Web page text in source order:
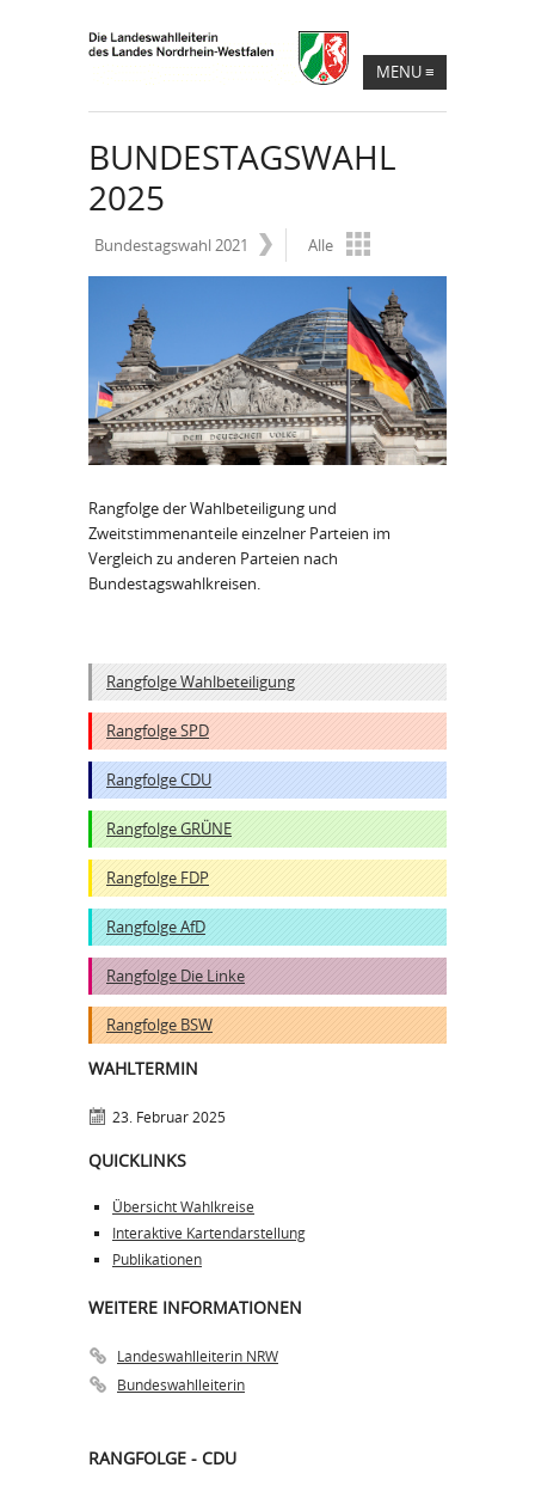
MENU≡
BUNDESTAGSWAHL
2025
Bundestagswahl 2021 Alle
Rangfolge der Wahlbeteiligung und
Zweitstimmenanteile einzelner Parteien im
Vergleich zu anderen Parteien nach
Bundestagswahlkreisen.
Rangfolge Wahlbeteiligung
Rangfolge SPD
Rangfolge CDU
Rangfolge GRÜNE
Rangfolge FDP
Rangfolge AfD
Rangfolge Die Linke
Rangfolge BSW
WAHLTERMIN
23. Februar 2025
QUICKLINKS
Übersicht Wahlkreise
Interaktive Kartendarstellung
Publikationen
WEITERE INFORMATIONEN
Landeswahlleiterin NRW
Bundeswahlleiterin
RANGFOLGE - CDU